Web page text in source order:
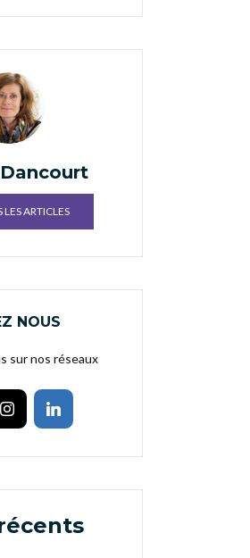
ARTICLES
NOUS
sur nos réseaux